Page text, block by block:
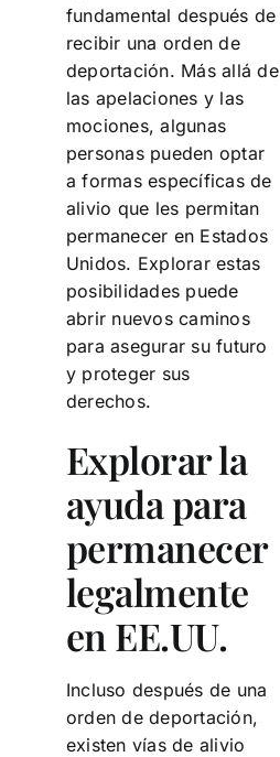
fundamental después de
recibir una orden de
deportación. Más allá de
las apelaciones y las
mociones, algunas
personas pueden optar
a formas específicas de
alivio que les permitan
permanecer en Estados
Unidos. Explorar estas
posibilidades puede
abrir nuevos caminos
para asegurar su futuro
y proteger sus
derechos.
Explorar la
ayuda para
permanecer
legalmente
en EE.UU.
Incluso después de una
orden de deportación,
existen vías de alivio